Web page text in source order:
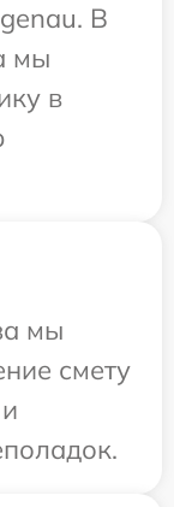
В
мы
в
мы
смету